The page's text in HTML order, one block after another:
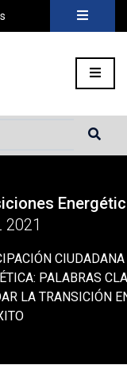
PLANEO 47 |
2021
PALABRAS
LA TRANSICIÓN